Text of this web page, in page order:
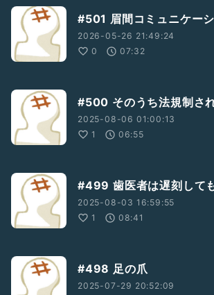
#501 眉間コミュニケー
2026-05-26 21:49:24
0
07:32
#500 そのうち法規制さ
2025-08-06 01:00:13
1
06:55
#499 歯医者は遅刻して
2025-08-03 16:59:55
1
08:41
#498 足の爪
2025-07-29 20:52:09